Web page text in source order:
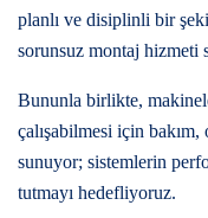
planlı ve disiplinli bir
sorunsuz montaj hizmeti
Bununla birlikte,
çalışabilmesi için
sunuyor; sistemlerin
tutmayı hedefliyoruz.